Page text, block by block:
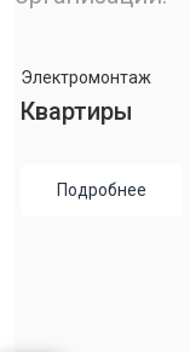
Электромонтаж
Квартиры
Подробнее